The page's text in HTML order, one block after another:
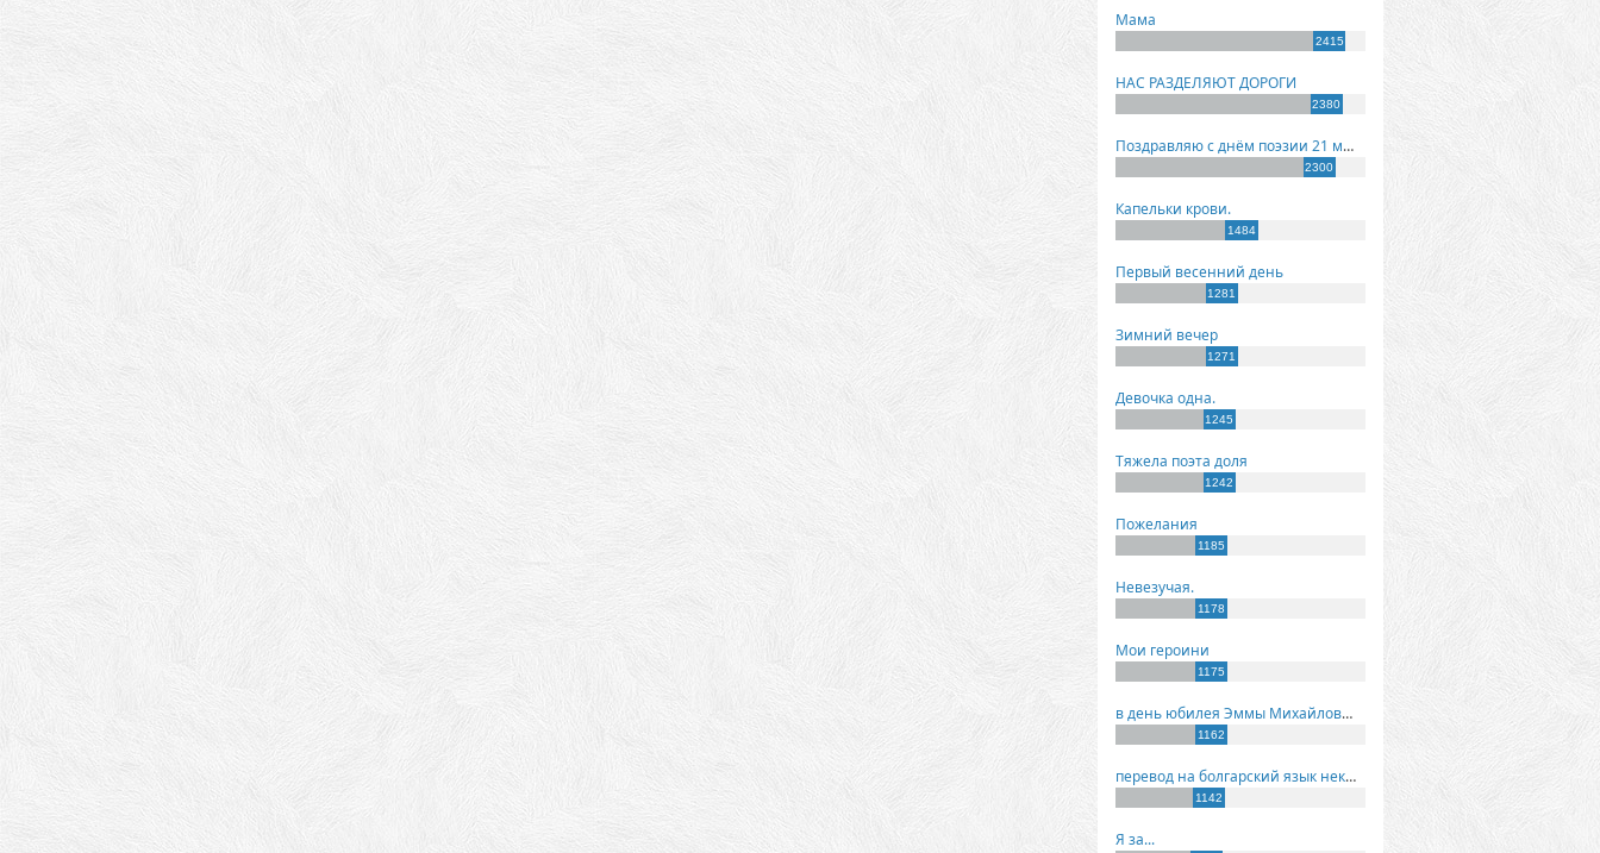
Мама
2415
НАС РАЗДЕЛЯЮТ ДОРОГИ
2380
Поздравляю с днём поэзии 21 марта!
2300
Капельки крови.
1484
Первый весенний день
1281
Зимний вечер
1271
Девочка одна.
1245
Тяжела поэта доля
1242
Пожелания
1185
Невезучая.
1178
Мои героини
1175
в день юбилея Эммы Михайловны Киселевой
1162
перевод на болгарский язык некоторых моих стихов
1142
Я за...